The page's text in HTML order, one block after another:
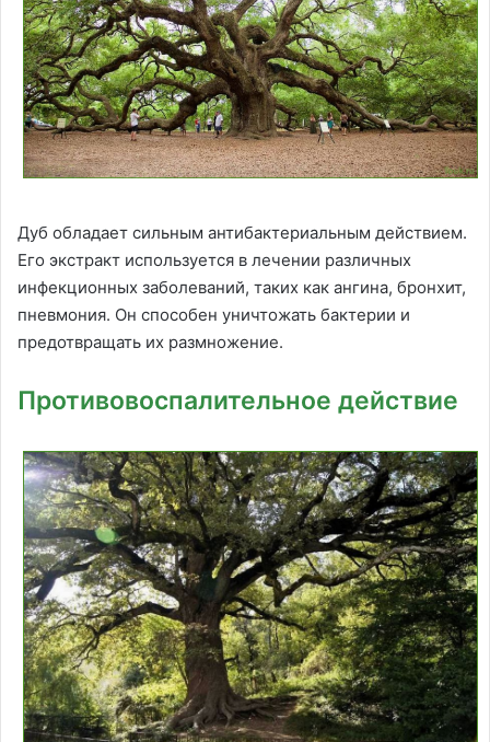
Дуб обладает сильным антибактериальным действием.
Его экстракт используется в лечении различных
инфекционных заболеваний, таких как ангина, бронхит,
пневмония. Он способен уничтожать бактерии и
предотвращать их размножение.
Противовоспалительное действие